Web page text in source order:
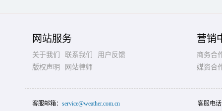
网站服务
关于我们 联系我们
用户反馈
版权声明
网站律师
营销
商务合
媒资合
客服邮箱： service@weather.com.cn 客服电